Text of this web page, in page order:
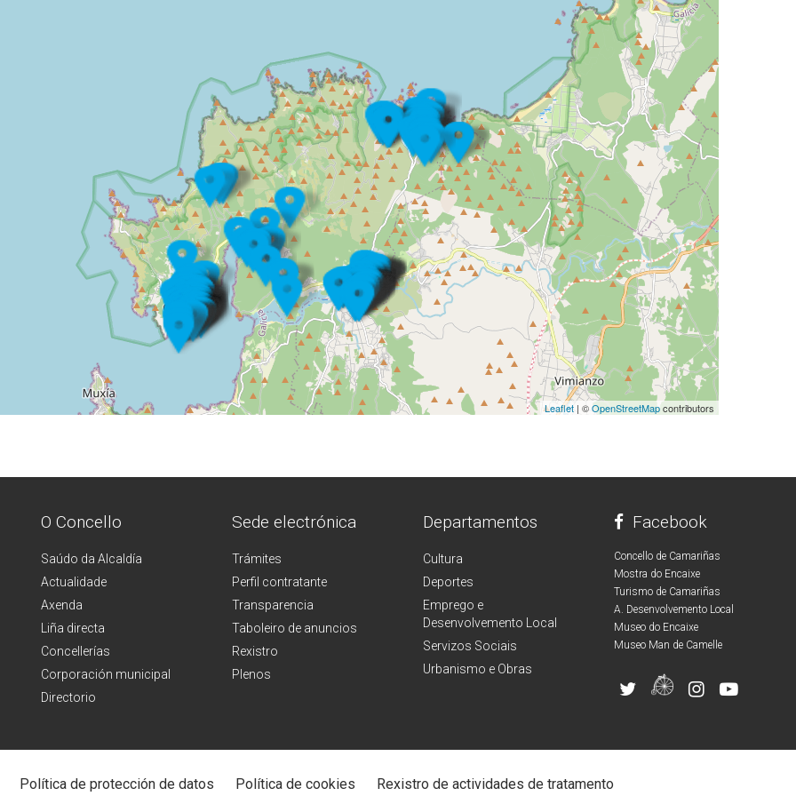
Leaflet | ©OpenStreetMapcontributors
O Concello
Saúdo da Alcaldía
Actualidade
Axenda
Liña directa
Concellerías
Corporación municipal
Directorio
Sede electrónica
Trámites
Perfil contratante
Transparencia
Taboleiro de anuncios
Rexistro
Plenos
Departamentos
Cultura
Deportes
Emprego e
Desenvolvemento Local
Servizos Sociais
Urbanismo e Obras
Facebook
Concello de Camariñas
Mostra do Encaixe
Turismo de Camariñas
A. Desenvolvemento Local
Museo do Encaixe
Museo Man de Camelle
Política de protección de datos Política de cookies Rexistro de actividades de tratamento